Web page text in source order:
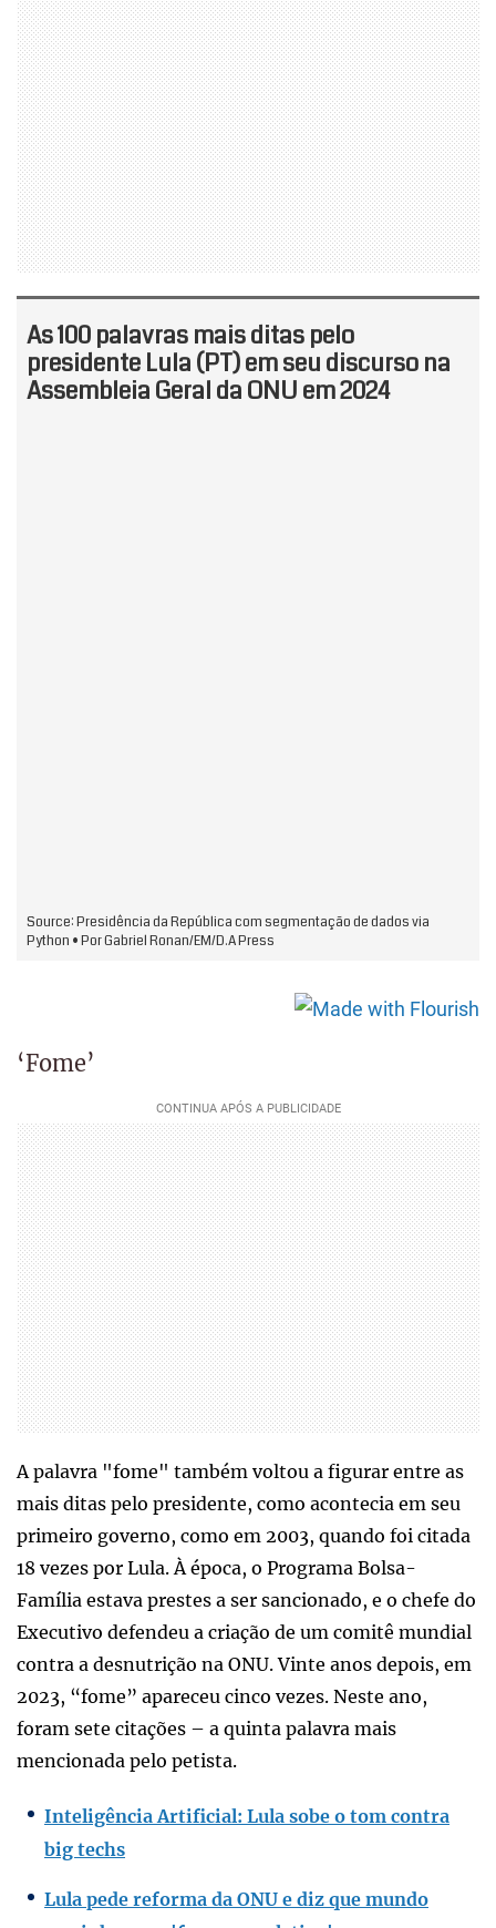
‘Fome’
A palavra "fome" também voltou a figurar entre as
mais ditas pelo presidente, como acontecia em seu
primeiro governo, como em 2003, quando foi citada
18 vezes por Lula. À época, o Programa Bolsa-
Família estava prestes a ser sancionado, e o chefe do
Executivo defendeu a criação de um comitê mundial
contra a desnutrição na ONU. Vinte anos depois, em
2023, “fome” apareceu cinco vezes. Neste ano,
foram sete citações – a quinta palavra mais
mencionada pelo petista.
Inteligência Artificial: Lula sobe o tom contra
big techs
Lula pede reforma da ONU e diz que mundo